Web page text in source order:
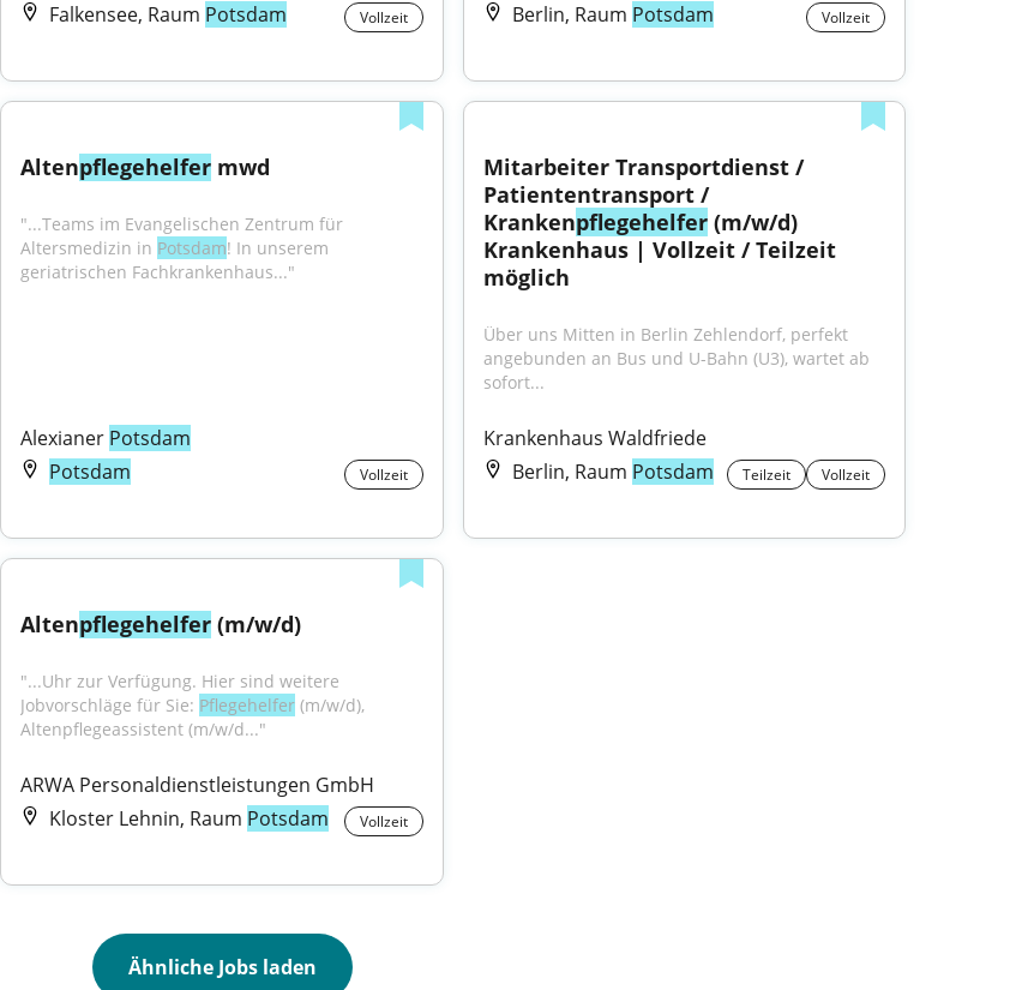
Falkensee, Raum Potsdam Vollzeit
Berlin, Raum Potsdam Vollzeit
Altenpflegehelfer mwd
"...Teams im Evangelischen Zentrum für
Altersmedizin in Potsdam! In unserem
geriatrischen Fachkrankenhaus..."
Alexianer Potsdam
Potsdam
Vollzeit
Mitarbeiter Transportdienst /
Patiententransport /
Krankenpflegehelfer (m/w/d)
Krankenhaus | Vollzeit / Teilzeit
möglich
Über uns Mitten in Berlin Zehlendorf, perfekt
angebunden an Bus und U-Bahn (U3), wartet ab
sofort...
Krankenhaus Waldfriede
Berlin, Raum Potsdam Teilzeit Vollzeit
Altenpflegehelfer (m/w/d)
"...Uhr zur Verfügung. Hier sind weitere
Jobvorschläge für Sie: Pflegehelfer (m/w/d),
Altenpflegeassistent (m/w/d..."
ARWA Personaldienstleistungen GmbH
Kloster Lehnin, Raum Potsdam Vollzeit
Ähnliche Jobs laden